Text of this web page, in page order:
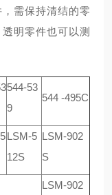
需保持清结的零
明零件也可以测
544-53
9
544 -495C
LSM-5
12S
LSM-902
S
LSM-902